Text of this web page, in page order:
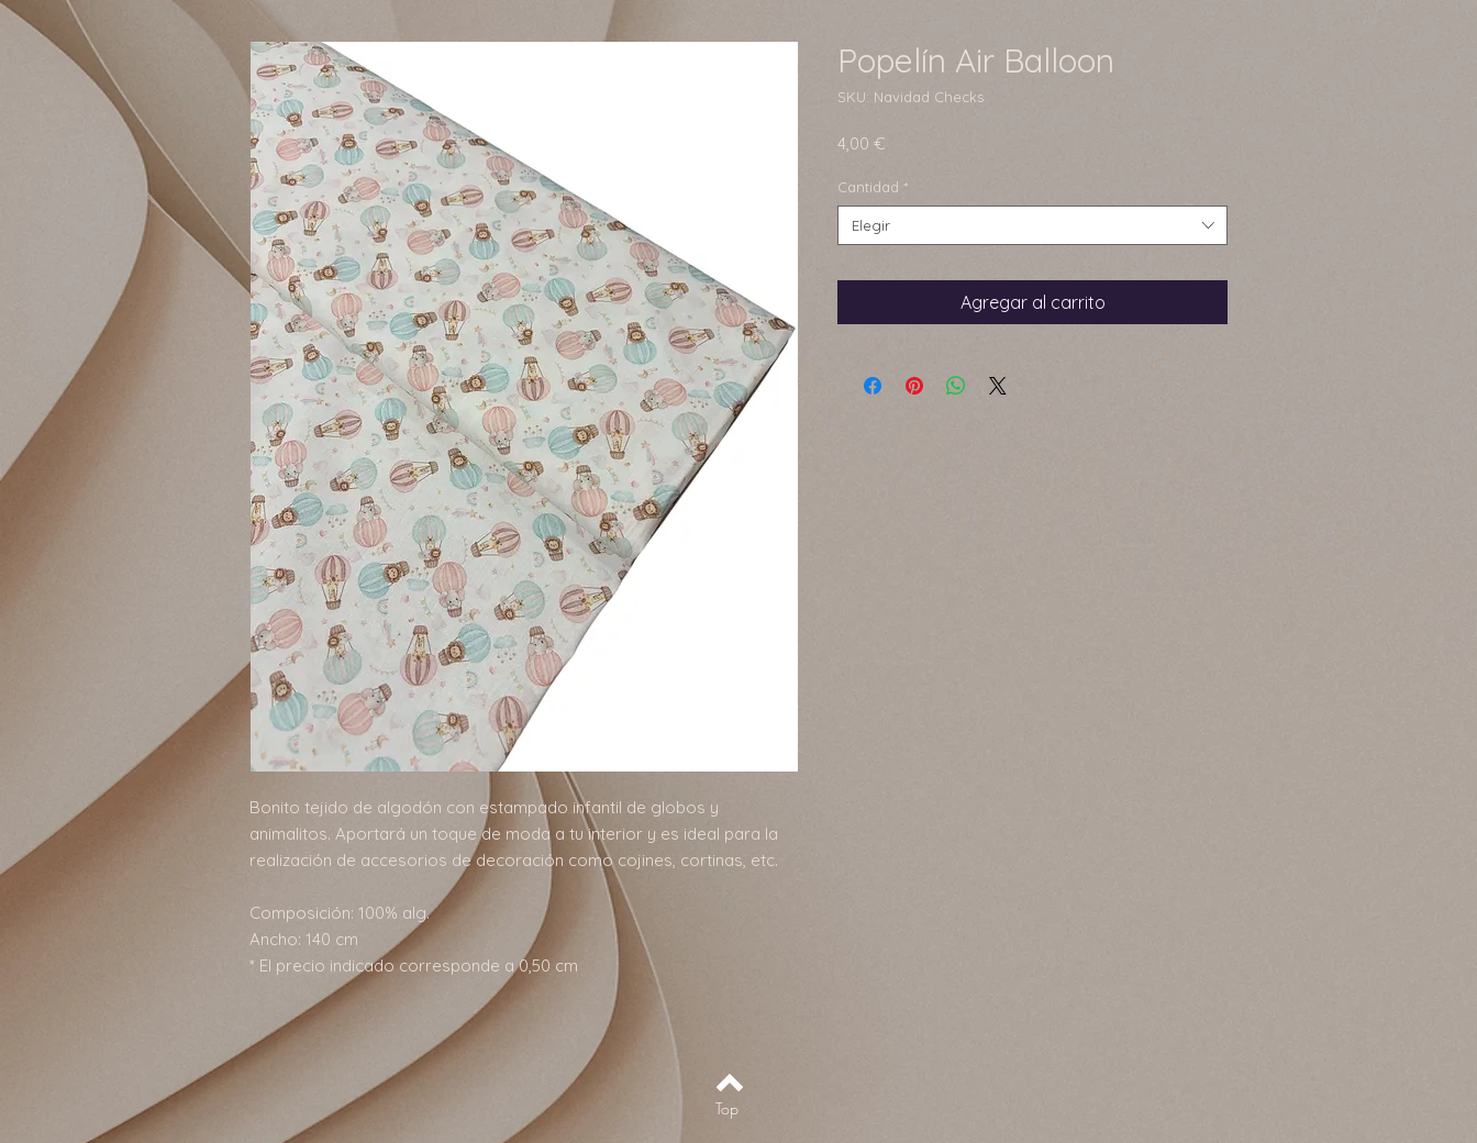
Bonito tejido de algodón con estampado infantil de globos y
animalitos. Aportará un toque de moda a tu interior y es ideal para la
realización de accesorios de decoración como cojines, cortinas, etc.
Composición: 100% alg.
Ancho: 140 cm
* El precio indicado corresponde a 0,50 cm
Popelín Air Balloon
SKU: Navidad Checks
4,00 €
Cantidad *
Elegir
Agregar al carrito
Top